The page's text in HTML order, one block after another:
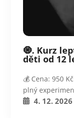
🧿. Kurz
děti od 12
💰 Cena: 950
plný
4. 12. 2026